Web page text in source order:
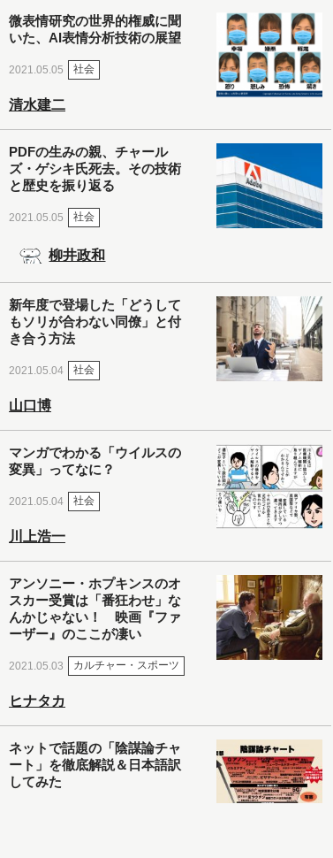
微表情研究の世界的権威に聞
いた、AI表情分析技術の展望
2021.05.05 社会
清水建二
PDFの生みの親、チャール
ズ・ゲシキ氏死去。その技術
と歴史を振り返る
2021.05.05 社会
柳井政和
新年度で登場した「どうして
もソリが合わない同僚」と付
き合う方法
2021.05.04 社会
山口博
マンガでわかる「ウイルスの
変異」ってなに？
2021.05.04 社会
川上浩一
アンソニー・ホプキンスのオ
スカー受賞は「番狂わせ」な
んかじゃない！ 映画『ファ
ーザー』のここが凄い
2021.05.03 カルチャー・スポーツ
ヒナタカ
ネットで話題の「陰謀論チャ
ート」を徹底解説＆日本語訳
してみた